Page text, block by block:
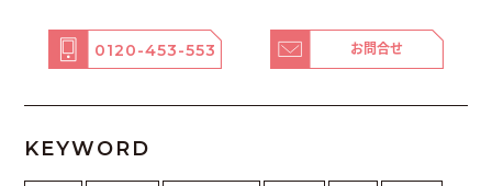
0120-453-553 お問合せ
KEYWORD